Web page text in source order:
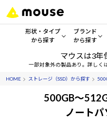
形状・タイプ
から探す
形状・タイプから探す を
デスクトップPC
ブランド
から探す
mouse
G TUNE
マウスは3年
一部対象外の製品あり。詳しく
HOME ストレージ（SSD）から探す
500GB～
ノート